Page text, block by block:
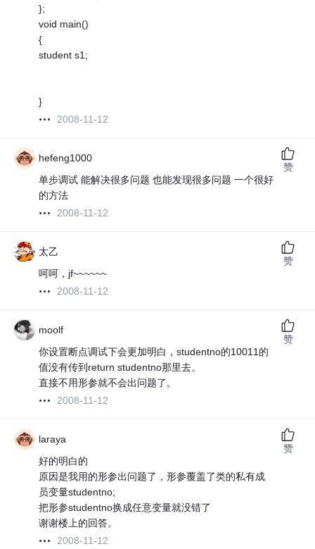
};
void main()
{
student s1;
}
2008-11-12
hefeng1000
单步调试 能解决很多问题 也能发现很多问题 一个很好
的方法
2008-11-12
赞
太乙
呵呵，jf~~~~~~
2008-11-12
赞
moolf
你设置断点调试下会更加明白，studentno的10011的
值没有传到return studentno那里去。
直接不用形参就不会出问题了。
2008-11-12
赞
laraya
好的明白的
原因是我用的形参出问题了，形参覆盖了类的私有成
员变量studentno;
把形参studentno换成任意变量就没错了
谢谢楼上的回答。
2008-11-12
赞